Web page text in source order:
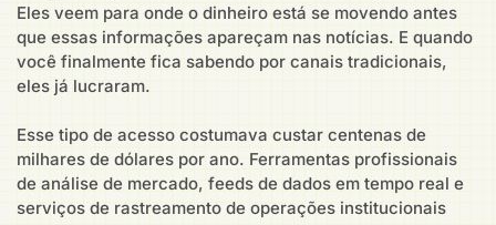
Eles veem para onde o dinheiro está se movendo antes
que essas informações apareçam nas notícias. E quando
você finalmente fica sabendo por canais tradicionais,
eles já lucraram.
Esse tipo de acesso costumava custar centenas de
milhares de dólares por ano. Ferramentas profissionais
de análise de mercado, feeds de dados em tempo real e
serviços de rastreamento de operações institucionais